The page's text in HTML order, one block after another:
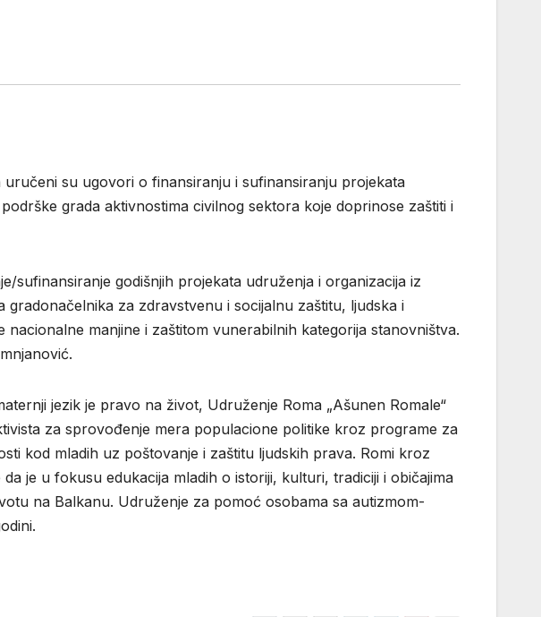
su ugovori o finansiranju i sufinansiranju projekata
grada aktivnostima civilnog sektora koje doprinose zaštiti i
sufinansiranje godišnjih projekata udruženja i organizacija iz
za zdravstvenu i socijalnu zaštitu, ljudska i
manjine i zaštitom vunerabilnih kategorija stanovništva.
jezik je pravo na život, Udruženje Roma „Ašunen Romale“
za sprovođenje mera populacione politike kroz programe za
kod mladih uz poštovanje i zaštitu ljudskih prava. Romi kroz
je u fokusu edukacija mladih o istoriji, kulturi, tradiciji i običajima
na Balkanu. Udruženje za pomoć osobama sa autizmom-